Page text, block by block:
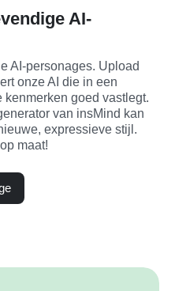
AI-
AI-personages. Upload
onze AI die in een
goed vastlegt.
van insMind kan
expressieve stijl.
maat!